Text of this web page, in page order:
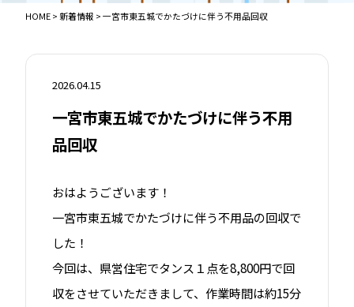
HOME>新着情報 >一宮市東五城でかたづけに伴う不用品回収
2026.04.15
一宮市東五城でかたづけに伴う不用
品回収
おはようございます！
一宮市東五城でかたづけに伴う不用品の回収で
した！
今回は、県営住宅でタンス１点を8,800円で回
収をさせていただきまして、作業時間は約15分